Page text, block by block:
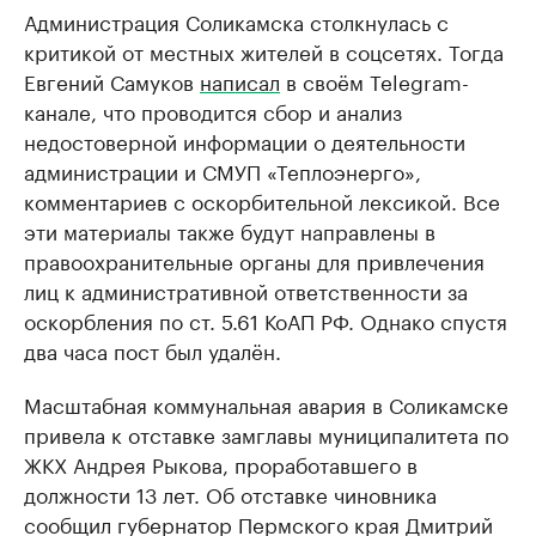
Администрация Соликамска столкнулась с
критикой от местных жителей в соцсетях. Тогда
Евгений Самуков написал в своём Telegram-
канале, что проводится сбор и анализ
недостоверной информации о деятельности
администрации и СМУП «Теплоэнерго»,
комментариев с оскорбительной лексикой. Все
эти материалы также будут направлены в
правоохранительные органы для привлечения
лиц к административной ответственности за
оскорбления по ст. 5.61 КоАП РФ. Однако спустя
два часа пост был удалён.
Масштабная коммунальная авария в Соликамске
привела к отставке замглавы муниципалитета по
ЖКХ Андрея Рыкова, проработавшего в
должности 13 лет. Об отставке чиновника
сообщил губернатор Пермского края Дмитрий